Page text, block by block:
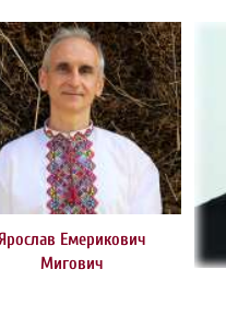
Емерикович
Мигович